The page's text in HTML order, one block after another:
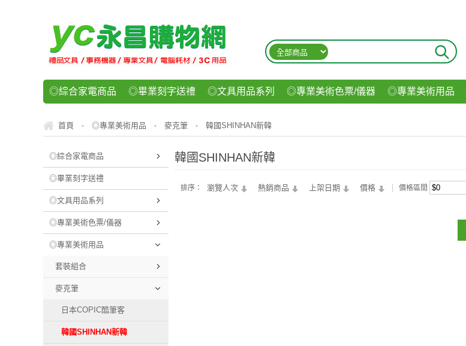
◎綜合家電商品 ◎畢業刻字送禮 ◎文具用品系列 ◎專業美術色票/儀器 ◎專業美術用品
◎運動/休閒/樂器 ◎客製化禮贈品 ◎食品/零食/飲料
首頁 - ◎專業美術用品 - 麥克筆 - 韓國SHINHAN新韓
◎綜合家電商品
◎畢業刻字送禮
◎文具用品系列
◎專業美術色票/儀器
◎專業美術用品
套裝組合
麥克筆
日本COPIC酷筆客
韓國SHINHAN新韓
韓國SHINHAN新韓
排序： 瀏覽人次 熱銷商品 上架日期 價格 價格區間